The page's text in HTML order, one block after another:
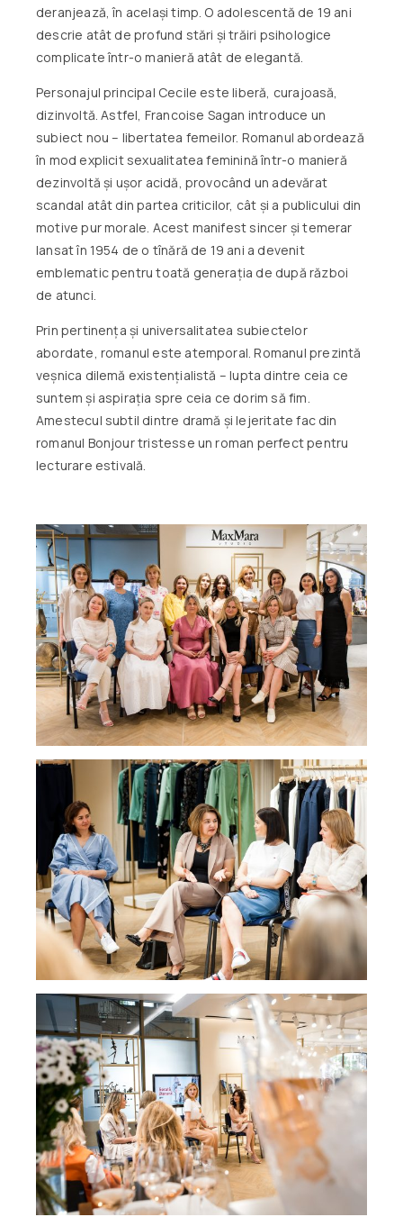
deranjează, în același timp. O adolescentă de 19 ani
descrie atât de profund stări și trăiri psihologice
complicate într-o manieră atât de elegantă.
Personajul principal Cecile este liberă, curajoasă,
dizinvoltă. Astfel, Francoise Sagan introduce un
subiect nou – libertatea femeilor. Romanul abordează
în mod explicit sexualitatea feminină într-o manieră
dezinvoltă și ușor acidă, provocând un adevărat
scandal atât din partea criticilor, cât și a publicului din
motive pur morale. Acest manifest sincer și temerar
lansat în 1954 de o tînără de 19 ani a devenit
emblematic pentru toată generația de după război
de atunci.
Prin pertinența și universalitatea subiectelor
abordate, romanul este atemporal. Romanul prezintă
veșnica dilemă existențialistă – lupta dintre ceia ce
suntem și aspirația spre ceia ce dorim să fim.
Amestecul subtil dintre dramă și lejeritate fac din
romanul Bonjour tristesse un roman perfect pentru
lecturare estivală.